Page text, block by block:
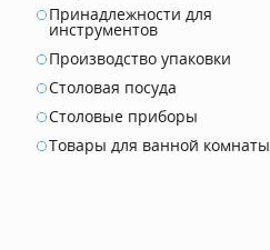
Принадлежности для
инструментов
Производство упаковки
Столовая посуда
Столовые приборы
Товары для ванной комнаты